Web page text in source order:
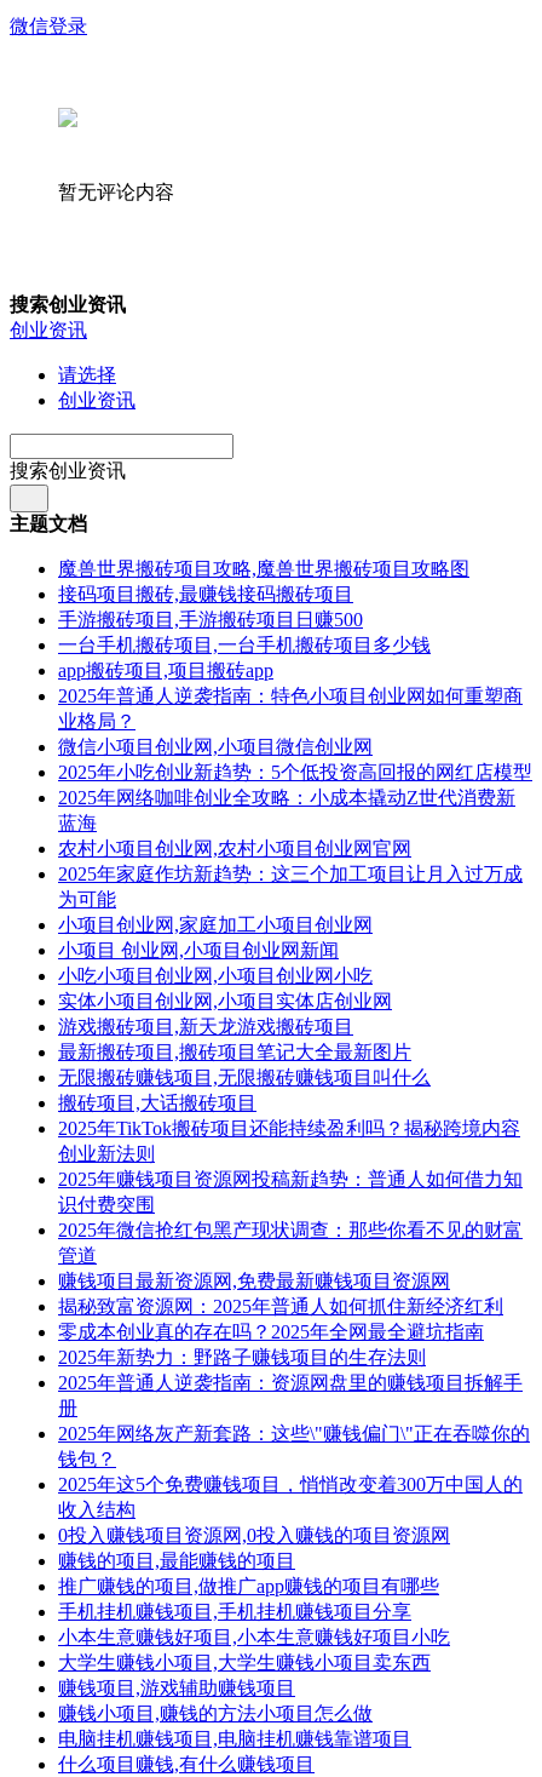
微信登录
暂无评论内容
搜索创业资讯
创业资讯
请选择
创业资讯
搜索创业资讯
主题文档
魔兽世界搬砖项目攻略,魔兽世界搬砖项目攻略图
接码项目搬砖,最赚钱接码搬砖项目
手游搬砖项目,手游搬砖项目日赚500
一台手机搬砖项目,一台手机搬砖项目多少钱
app搬砖项目,项目搬砖app
2025年普通人逆袭指南：特色小项目创业网如何重塑商
业格局？
微信小项目创业网,小项目微信创业网
2025年小吃创业新趋势：5个低投资高回报的网红店模型
2025年网络咖啡创业全攻略：小成本撬动Z世代消费新
蓝海
农村小项目创业网,农村小项目创业网官网
2025年家庭作坊新趋势：这三个加工项目让月入过万成
为可能
小项目创业网,家庭加工小项目创业网
小项目 创业网,小项目创业网新闻
小吃小项目创业网,小项目创业网小吃
实体小项目创业网,小项目实体店创业网
游戏搬砖项目,新天龙游戏搬砖项目
最新搬砖项目,搬砖项目笔记大全最新图片
无限搬砖赚钱项目,无限搬砖赚钱项目叫什么
搬砖项目,大话搬砖项目
2025年TikTok搬砖项目还能持续盈利吗？揭秘跨境内容
创业新法则
2025年赚钱项目资源网投稿新趋势：普通人如何借力知
识付费突围
2025年微信抢红包黑产现状调查：那些你看不见的财富
管道
赚钱项目最新资源网,免费最新赚钱项目资源网
揭秘致富资源网：2025年普通人如何抓住新经济红利
零成本创业真的存在吗？2025年全网最全避坑指南
2025年新势力：野路子赚钱项目的生存法则
2025年普通人逆袭指南：资源网盘里的赚钱项目拆解手
册
2025年网络灰产新套路：这些\"赚钱偏门\"正在吞噬你的
钱包？
2025年这5个免费赚钱项目，悄悄改变着300万中国人的
收入结构
0投入赚钱项目资源网,0投入赚钱的项目资源网
赚钱的项目,最能赚钱的项目
推广赚钱的项目,做推广app赚钱的项目有哪些
手机挂机赚钱项目,手机挂机赚钱项目分享
小本生意赚钱好项目,小本生意赚钱好项目小吃
大学生赚钱小项目,大学生赚钱小项目卖东西
赚钱项目,游戏辅助赚钱项目
赚钱小项目,赚钱的方法小项目怎么做
电脑挂机赚钱项目,电脑挂机赚钱靠谱项目
什么项目赚钱,有什么赚钱项目